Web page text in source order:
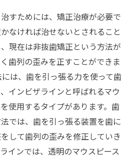
すためには、矯正治療が必要で
なければ治せないとされること
現在は非抜歯矯正という方法が
歯列の歪みを正すことができま
は、歯を引っ張る力を使って歯
インビザラインと呼ばれるマウ
使用するタイプがあります。歯
では、歯を引っ張る装置を歯に
して歯列の歪みを修正していき
インでは、透明のマウスピース